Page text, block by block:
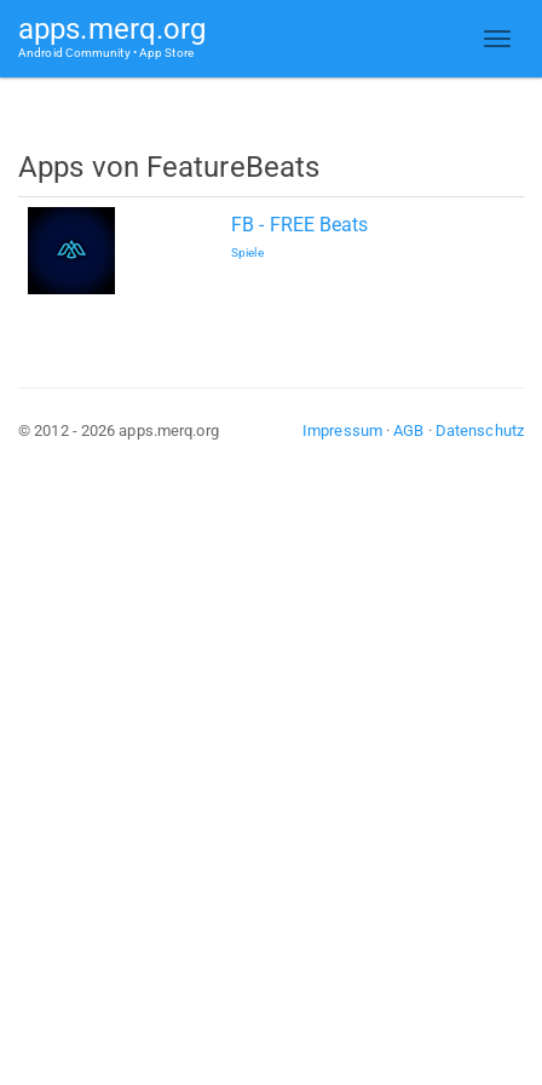
apps.merq.org
Android Community • App Store
Apps von FeatureBeats
FB - FREE Beats
Spiele
Impressum·AGB · Datenschutz
© 2012 - 2026 apps.merq.org